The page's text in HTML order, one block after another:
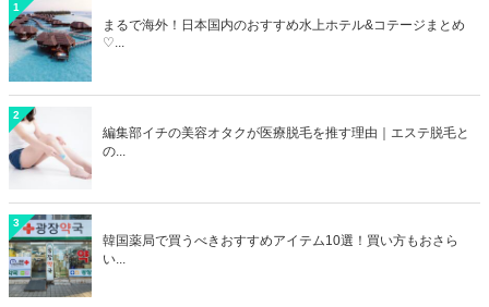
1
まるで海外！日本国内のおすすめ水上ホテル&コテージまとめ
♡...
2
編集部イチの美容オタクが医療脱毛を推す理由｜エステ脱毛と
の...
3
韓国薬局で買うべきおすすめアイテム10選！買い方もおさら
い...